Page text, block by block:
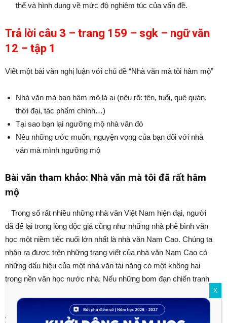
thể và hình dung về mức độ nghiêm túc của vấn đề.
Trả lời câu 3 – trang 159 – sgk – ngữ văn
12 – tập 1
Viết một bài văn nghị luận với chủ đề “Nhà văn mà tôi hâm mộ”
Nhà văn mà bạn hâm mộ là ai (nêu rõ: tên, tuổi, quê quán,
thời đại, tác phẩm chính…)
Tại sao bạn lại ngưỡng mộ nhà văn đó
Nêu những ước muốn, nguyện vọng của bạn đối với nhà
văn mà mình ngưỡng mộ
Bài văn tham khảo: Nhà văn mà tôi đã rất hâm
mộ
Trong số rất nhiều những nhà văn Việt Nam hiện đại, người
đã để lại trong lòng độc giả cũng như những nhà phê bình văn
học một niềm tiếc nuối lớn nhất là nhà văn Nam Cao. Chúng ta
nhận ra được trên những trang viết của nhà văn Nam Cao có
những dấu hiệu của một nhà văn tài năng có một không hai
trong nền văn học nước nhà. Nếu những bom đạn chiến tranh
mang lại cho dân tộc ta một nền văn học rất vẻ vang.Nhưng tôi
yêu mến nhà văn Nam Cao không hoàn toàn bởi tất cả những
X